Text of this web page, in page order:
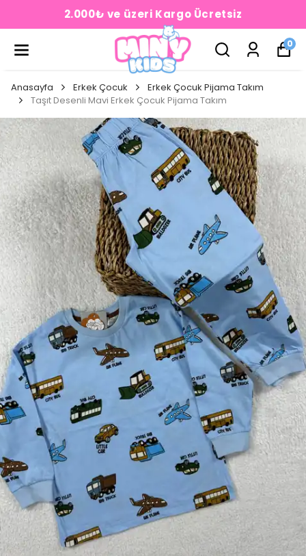
2.000₺ ve üzeri Kargo Ücretsiz
0
Anasayfa Erkek Çocuk
Erkek Çocuk Pijama Takım
Taşıt Desenli Mavi Erkek Çocuk Pijama Takım